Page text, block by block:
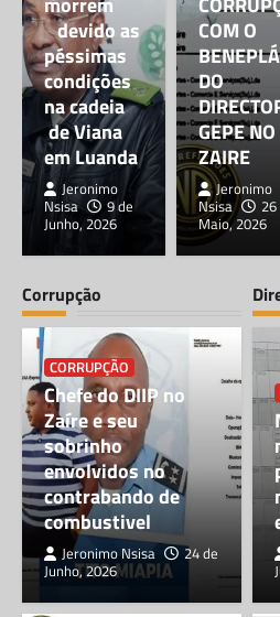
devido as
péssimas
condições
na cadeia
de Viana
em Luanda
Jeronimo
Nsisa
9 de
Junho, 2026
COM O
DO
GEPE NO
ZAIRE
Jeronimo
Nsisa
Maio, 2026
Corrupção
CORRUPÇÃO
Chefe do DIIP no
Zaíre e seu
sobrinho
envolvidos no
contrabando de
combustivel
Jeronimo Nsisa
24 de
Junho, 2026